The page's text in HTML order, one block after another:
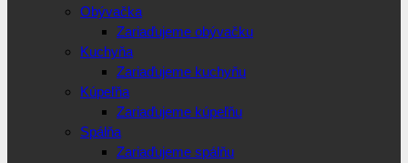
Obývačka
Zariaďujeme obývačku
Kuchyňa
Zariaďujeme kuchyňu
Kúpeľňa
Zariaďujeme kúpeľňu
Spálňa
Zariaďujeme spálňu